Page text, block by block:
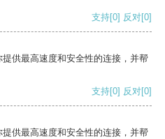
支持[0] 反对[0]
供最高速度和安全性的连接，并帮
支持[0] 反对[0]
供最高速度和安全性的连接，并帮